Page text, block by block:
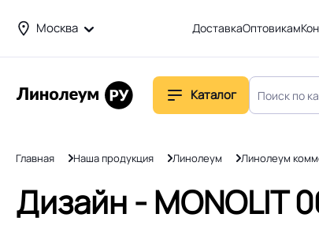
Москва ДоставкаОптовикам
Каталог
Главная Наша продукция Линолеум Линолеум
Дизайн - MONOLIT